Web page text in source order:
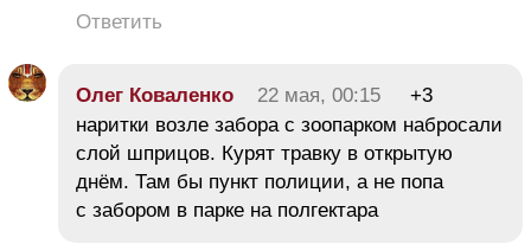
Ответить
Олег Коваленко 22 мая, 00:15
+3
наритки возле забора с зоопарком набросали
слой шприцов. Курят травку в открытую
днём. Там бы пункт полиции, а не попа
с забором в парке на полгектара